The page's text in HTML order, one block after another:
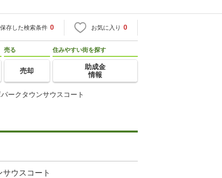
保存した検索条件 0 お気に入り 0
売る
売却
住みやすい街を探す
助成金
情報
ークタウンサウスコート
ウスコート